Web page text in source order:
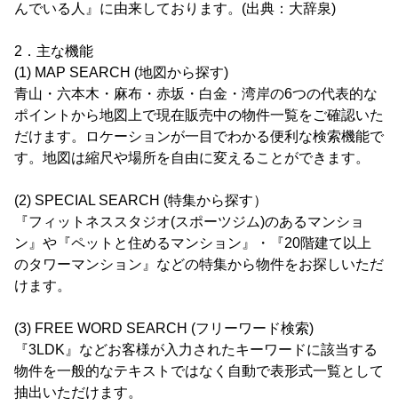
んでいる人』に由来しております。(出典：大辞泉)
2．主な機能
(1) MAP SEARCH (地図から探す)
青山・六本木・麻布・赤坂・白金・湾岸の6つの代表的な
ポイントから地図上で現在販売中の物件一覧をご確認いた
だけます。ロケーションが一目でわかる便利な検索機能で
す。地図は縮尺や場所を自由に変えることができます。
(2) SPECIAL SEARCH (特集から探す）
『フィットネススタジオ(スポーツジム)のあるマンショ
ン』や『ペットと住めるマンション』・『20階建て以上
のタワーマンション』などの特集から物件をお探しいただ
けます。
(3) FREE WORD SEARCH (フリーワード検索)
『3LDK』などお客様が入力されたキーワードに該当する
物件を一般的なテキストではなく自動で表形式一覧として
抽出いただけます。